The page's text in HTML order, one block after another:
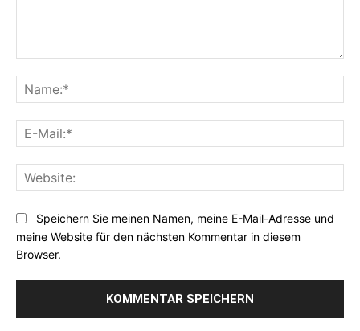
Speichern Sie meinen Namen, meine E-Mail-Adresse und
meine Website für den nächsten Kommentar in diesem
Browser.